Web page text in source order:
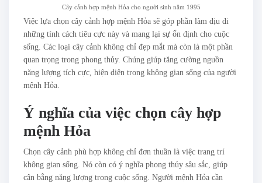
Cây cảnh hợp mệnh Hỏa cho người sinh năm 1995
Việc lựa chọn cây cảnh hợp mệnh Hỏa sẽ góp phần làm dịu đi
những tính cách tiêu cực này và mang lại sự ổn định cho cuộc
sống. Các loại cây cảnh không chỉ đẹp mắt mà còn là một phần
quan trọng trong phong thủy. Chúng giúp tăng cường nguồn
năng lượng tích cực, hiện diện trong không gian sống của người
mệnh Hỏa.
Ý nghĩa của việc chọn cây hợp
mệnh Hỏa
Chọn cây cảnh phù hợp không chỉ đơn thuần là việc trang trí
không gian sống. Nó còn có ý nghĩa phong thủy sâu sắc, giúp
cân bằng năng lượng trong cuộc sống. Người mệnh Hỏa cần